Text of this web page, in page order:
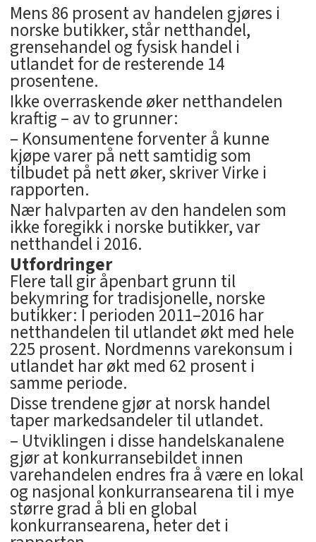
Mens 86 prosent av handelen gjøres i
norske butikker, står netthandel,
grensehandel og fysisk handel i
utlandet for de resterende 14
prosentene.
Ikke overraskende øker netthandelen
kraftig – av to grunner:
– Konsumentene forventer å kunne
kjøpe varer på nett samtidig som
tilbudet på nett øker, skriver Virke i
rapporten.
Nær halvparten av den handelen som
ikke foregikk i norske butikker, var
netthandel i 2016.
Utfordringer
Flere tall gir åpenbart grunn til
bekymring for tradisjonelle, norske
butikker: I perioden 2011–2016 har
netthandelen til utlandet økt med hele
225 prosent. Nordmenns varekonsum i
utlandet har økt med 62 prosent i
samme periode.
Disse trendene gjør at norsk handel
taper markedsandeler til utlandet.
– Utviklingen i disse handelskanalene
gjør at konkurransebildet innen
varehandelen endres fra å være en lokal
og nasjonal konkurransearena til i mye
større grad å bli en global
konkurransearena, heter det i